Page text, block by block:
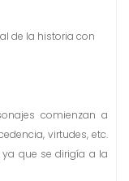
de la historia con
comienzan a
virtudes, etc.
que se dirigía a la